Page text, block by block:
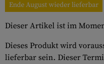
Ende August wieder lieferbar
Dieser Artikel ist im
Dieses Produkt wird
lieferbar sein. Dieser